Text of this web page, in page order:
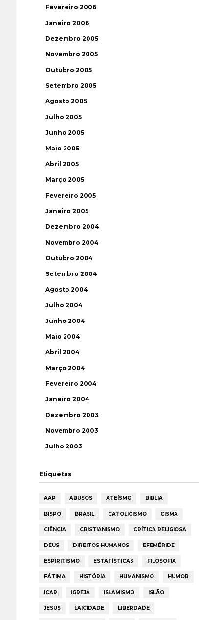
Fevereiro 2006
Janeiro 2006
Dezembro 2005
Novembro 2005
Outubro 2005
Setembro 2005
Agosto 2005
Julho 2005
Junho 2005
Maio 2005
Abril 2005
Março 2005
Fevereiro 2005
Janeiro 2005
Dezembro 2004
Novembro 2004
Outubro 2004
Setembro 2004
Agosto 2004
Julho 2004
Junho 2004
Maio 2004
Abril 2004
Março 2004
Fevereiro 2004
Janeiro 2004
Dezembro 2003
Novembro 2003
Julho 2003
Etiquetas
AAP ABUSOS ATEÍSMO BIBLIA
BISPO BRASIL CATOLICISMO CISMA
CIÊNCIA CRISTIANISMO CRÍTICA RELIGIOSA
DEUS DIREITOS HUMANOS EFEMÉRIDE
ESPIRITISMO ESTATÍSTICAS FILOSOFIA
FÁTIMA HISTÓRIA HUMANISMO HUMOR
ICAR IGREJA ISLAMISMO ISLÃO
JESUS LAICIDADE LIBERDADE